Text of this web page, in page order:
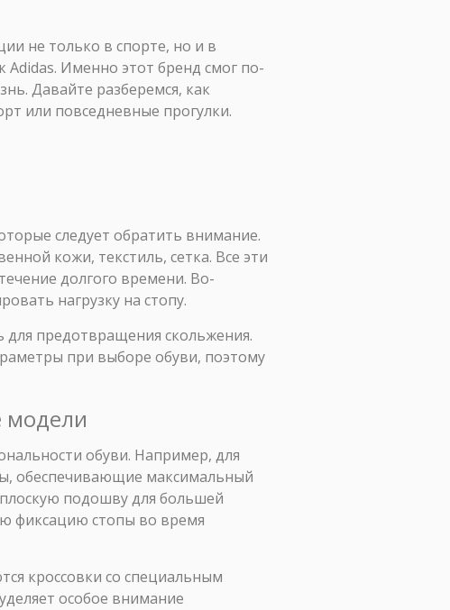
не только в спорте, но и в
Именно этот бренд смог по-
Давайте разберемся, как
или повседневные прогулки.
следует обратить внимание.
кожи, текстиль, сетка. Все эти
долгого времени. Во-
нагрузку на стопу.
предотвращения скольжения.
при выборе обуви, поэтому
модели
обуви. Например, для
обеспечивающие максимальный
подошву для большей
фиксацию стопы во время
кроссовки со специальным
особое внимание